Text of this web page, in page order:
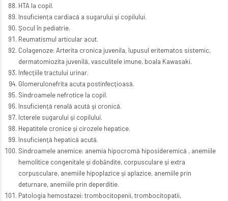
HTA la copil.
Insuficienţa cardiacă a sugarului şi copilului.
Şocul în pediatrie.
Reumatismul articular acut.
Colagenoze: Arterita cronica juvenila, lupusul eritematos sistemic,
dermatomiozita juvenilă, vasculitele imune, boala Kawasaki.
Infecţiile tractului urinar.
Glomerulonefrita acuta postinfecţioasă.
Sindroamele nefrotice la copil.
Insuficienţă renală acută şi cronică.
Icterele sugarului şi copilului.
Hepatitele cronice şi cirozele hepatice.
Insuficienţă hepatică acută.
Sindroamele anemice: anemia hipocromă hiposideremică , anemiile
hemolitice congenitale şi dobȃndite, corpusculare şi extra
corpusculare, anemiile hipoplazice şi aplazice, anemiile prin
deturnare, anemiile prin deperditie.
Patologia hemostazei: trombocitopenii, trombocitopatii,